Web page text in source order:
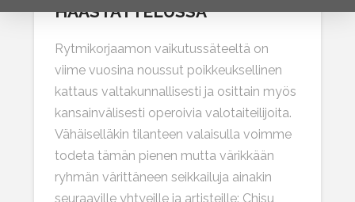
HAASTATTELUSSA
Rytmikorjaamon vaikutussäteeltä on
viime vuosina noussut poikkeuksellinen
kattaus valtakunnallisesti ja osittain myös
kansainvälisesti operoivia valotaiteilijoita.
Vähäiselläkin tilanteen valaisulla voimme
todeta tämän pienen mutta värikkään
ryhmän värittäneen seikkailuja ainakin
seuraaville yhtyeille ja artisteille: Chisu,